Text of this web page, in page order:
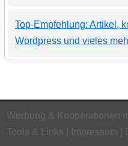
Top-Empfehlung: Artikel,
Wordpress und vieles
Werbung & Kooperationen
Tools & Links
Impressum